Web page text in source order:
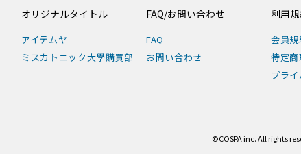
オリジナルタイトル
アイテムヤ
ミスカトニック大學購買部
FAQ/お問い合わせ
FAQ
お問い合わせ
利用
会員
特定
プラ
©COSPA inc. All rights